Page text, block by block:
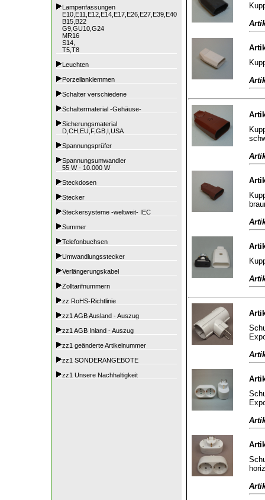
Lampenfassungen
E10,E11,E12,E14,E17,E26,E27,E39,E40
B15,B22
G9,GU10,G24
MR16
S14,
T5,T8
Leuchten
Porzellanklemmen
Schalter verschiedene
Schaltermaterial -Gehäuse-
Sicherungsmaterial
D,CH,EU,F,GB,I,USA
Spannungsprüfer
Spannungsumwandler
55 W - 10.000 W
Steckdosen
Stecker
Steckersysteme -weltweit- IEC
Summer
Telefonbuchsen
Umwandlungsstecker
Verlängerungskabel
Zolltarifnummern
zz RoHS-Richtlinie
zz1 AGB Ausland - Auszug
zz1 AGB Inland - Auszug
zz1 geänderte Artikelnummer
zz1 SONDERANGEBOTE
zz1 Unsere Nachhaltigkeit